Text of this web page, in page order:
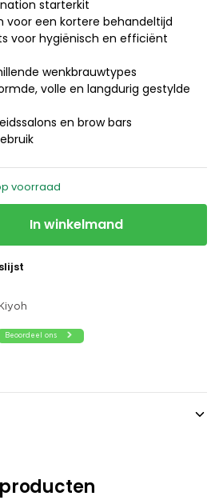
starterkit
voor een kortere behandeltijd
voor hygiënisch en efficiënt
wenkbrauwtypes
volle en langdurig gestylde
en brow bars
voorraad
In winkelmand